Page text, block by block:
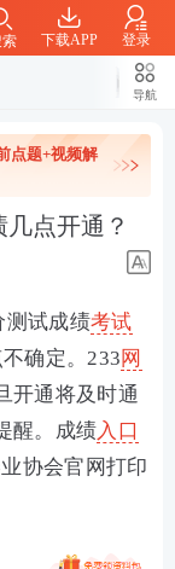
下载APP 登录
导航
点题+视频解
点开通？
测试成绩考试
确定。233网
开通将及时通
醒。成绩入口
协会官网打印